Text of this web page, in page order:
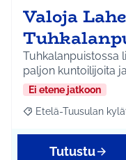
Valoja
Tuhkalanpuistossa
paljon kuntoilijoita
Ei etene jatkoon
Rajaa tulokset
Etelä-Tuusulan
Tutustu